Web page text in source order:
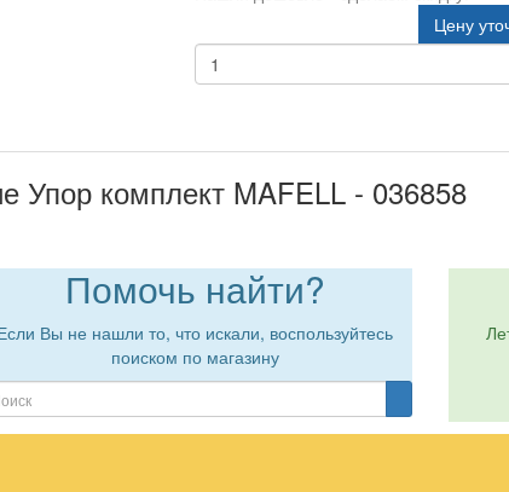
Цену
Упор комплект MAFELL - 036858
Помочь найти?
Вы не нашли то, что искали, воспользуйтесь
поиском по магазину